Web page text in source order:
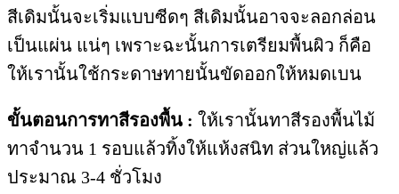
สีเดิมนั้นจะเริ่มแบบซีดๆ สีเดิมนั้นอาจจะลอกล่อน
เป็นแผ่น แน่ๆ เพราะฉะนั้นการเตรียมพื้นผิว ก็คือ
ให้เรานั้นใช้กระดาษทายนั้นขัดออกให้หมดเบน
ขั้นตอนการทาสีรองพื้น : ให้เรานั้นทาสีรองพื้นไม้
ทาจำนวน 1 รอบแล้วทิ้งให้แห้งสนิท ส่วนใหญ่แล้ว
ประมาณ 3-4 ชั่วโมง